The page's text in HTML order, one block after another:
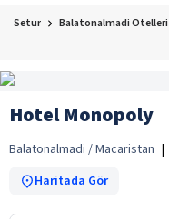
Setur Balatonalmadi Otelleri
Hotel Monopoly
Balatonalmadi / Macaristan |
Haritada Gör